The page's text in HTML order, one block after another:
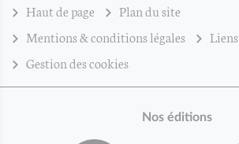
Haut de page
Plan du site
Mentions & conditions légales
Liens
Gestion des cookies
Nos éditions